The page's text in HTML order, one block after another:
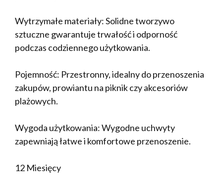
Wytrzymałe materiały: Solidne tworzywo
sztuczne gwarantuje trwałość i odporność
podczas codziennego użytkowania.
Pojemność: Przestronny, idealny do przenoszenia
zakupów, prowiantu na piknik czy akcesoriów
plażowych.
Wygoda użytkowania: Wygodne uchwyty
zapewniają łatwe i komfortowe przenoszenie.
12 Miesięcy